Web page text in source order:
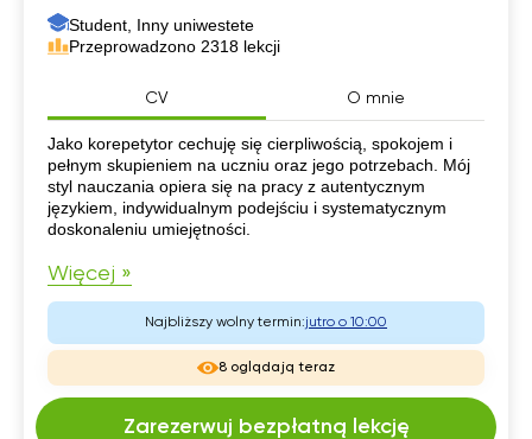
Student, Inny uniwestete
Przeprowadzono 2318 lekcji
CV O mnie
CV
Jako korepetytor cechuję się cierpliwością, spokojem i
pełnym skupieniem na uczniu oraz jego potrzebach. Mój
styl nauczania opiera się na pracy z autentycznym
językiem, indywidualnym podejściu i systematycznym
doskonaleniu umiejętności.
Więcej »
Najbliższy wolny termin:jutro o 10:00
8 oglądają teraz
Zarezerwuj bezpłatną lekcję